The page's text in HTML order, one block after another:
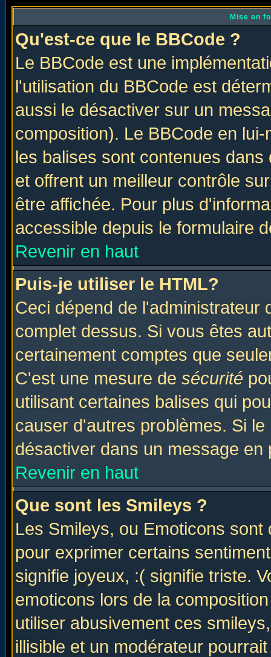
Mise en
Qu'est-ce que le BBCode ?
Le BBCode est une
l'utilisation du BBCode est
aussi le désactiver sur un
composition). Le BBCode en
les balises sont contenues
et offrent un meilleur contrôle
être affichée. Pour plus
accessible depuis le formulaire
Revenir en haut
Puis-je utiliser le HTML?
Ceci dépend de l'administrateur
complet dessus. Si vous êtes
certainement comptes que
C'est une mesure de sécurité
utilisant certaines balises qui
causer d'autres problèmes. Si
désactiver dans un message
Revenir en haut
Que sont les Smileys ?
Les Smileys, ou Emoticons
pour exprimer certains
signifie joyeux, :( signifie triste.
emoticons lors de la
utiliser abusivement ces
illisible et un modérateur